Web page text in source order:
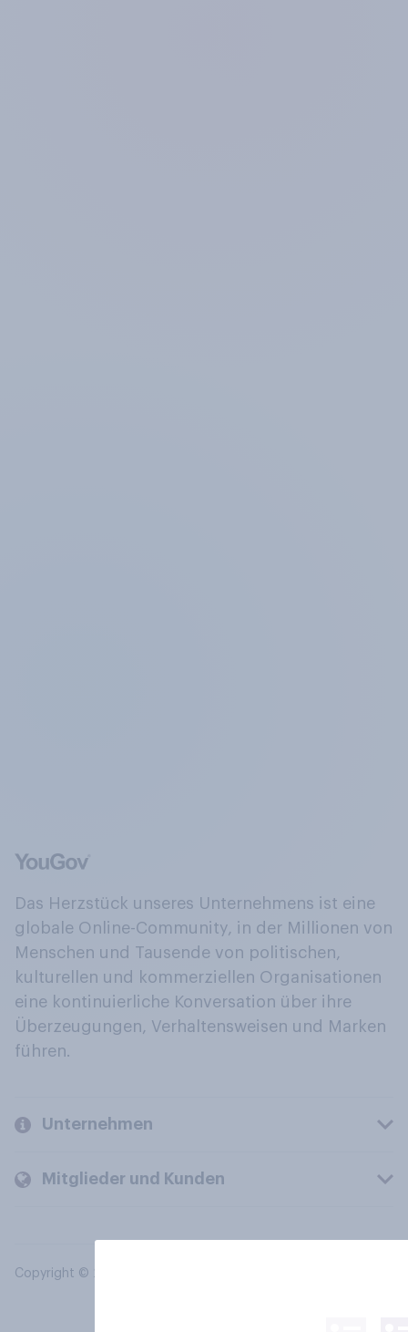
Das Herzstück unseres Unternehmens ist eine
globale Online-Community, in der Millionen von
Menschen und Tausende von politischen,
kulturellen und kommerziellen Organisationen
eine kontinuierliche Konversation über ihre
Überzeugungen, Verhaltensweisen und Marken
führen.
Unternehmen
Mitglieder und Kunden
Copyright © 2026 YouGov PLC. Alle Rechte vorbehalten.